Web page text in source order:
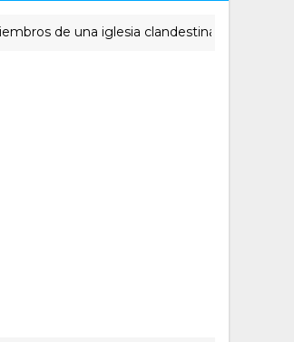
de una iglesia clandestina